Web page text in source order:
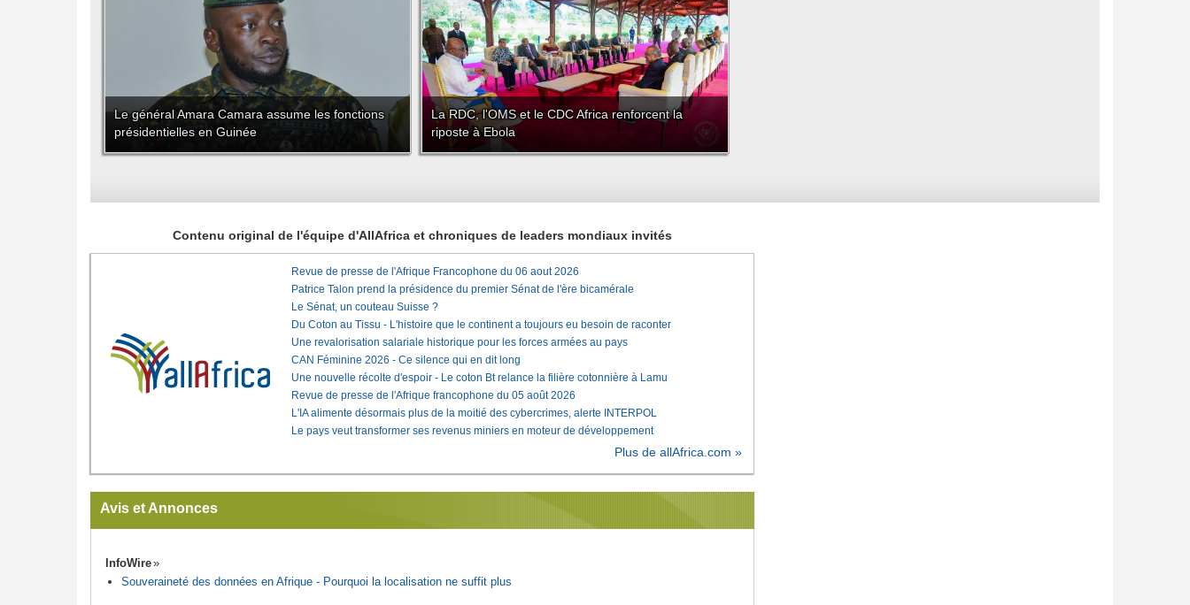
Le général Amara Camara assume les fonctions
présidentielles en Guinée
La RDC, l'OMS et le CDC Africa renforcent la
riposte à Ebola
Contenu original de l'équipe d'AllAfrica et chroniques de leaders mondiaux invités
Revue de presse de l'Afrique Francophone du 06 aout 2026
Patrice Talon prend la présidence du premier Sénat de l'ère bicamérale
Le Sénat, un couteau Suisse ?
Du Coton au Tissu - L'histoire que le continent a toujours eu besoin de raconter
Une revalorisation salariale historique pour les forces armées au pays
CAN Féminine 2026 - Ce silence qui en dit long
Une nouvelle récolte d'espoir - Le coton Bt relance la filière cotonnière à Lamu
Revue de presse de l'Afrique francophone du 05 août 2026
L'IA alimente désormais plus de la moitié des cybercrimes, alerte INTERPOL
Le pays veut transformer ses revenus miniers en moteur de développement
Plus de allAfrica.com »
Avis et Annonces
InfoWire
Souveraineté des données en Afrique - Pourquoi la localisation ne suffit plus